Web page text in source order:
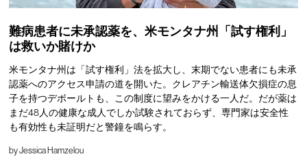
難病患者に未承認薬を、米モンタナ州「試す権利」
は救いか賭けか
米モンタナ州は「試す権利」法を拡大し、末期でない患者にも未承
認薬へのアクセス申請の道を開いた。クレアチン輸送体欠損症の息
子を持つデボールトも、この制度に望みをかける一人だ。だが薬は
まだ48人の健康な成人でしか試験されておらず、専門家は安全性
も有効性も未証明だと警鐘を鳴らす。
byJessica Hamzelou